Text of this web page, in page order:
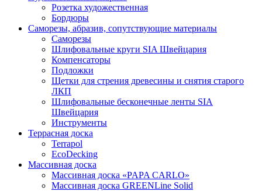
Розетка художественная
Бордюры
Саморезы, абразив, сопутствующие материалы
Саморезы
Шлифовальные круги SIA Швейцария
Компенсаторы
Подложки
Щетки для стрения древесины и снятия старого
ЛКП
Шлифовальные бесконечные ленты SIA
Швейцария
Инструменты
Террасная доска
Terrapol
EcoDecking
Массивная доска
Массивная доска «PAPA CARLO»
Массивная доска GREENLine Solid